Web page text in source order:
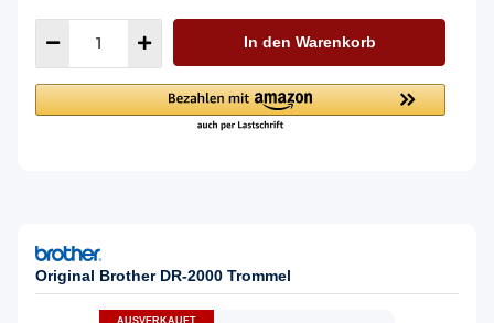
In den Warenkorb
Original Brother DR-2000 Trommel